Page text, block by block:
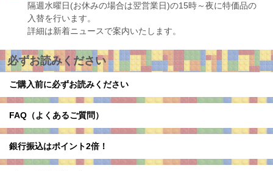
隔週水曜日(お休みの場合は翌営業日)の15時～夜に特価品の
入替を行います。
詳細は新着ニュースで案内いたします。
必ずお読みください
ご購入前に必ずお読みください
FAQ（よくあるご質問）
銀行振込はポイント2倍！